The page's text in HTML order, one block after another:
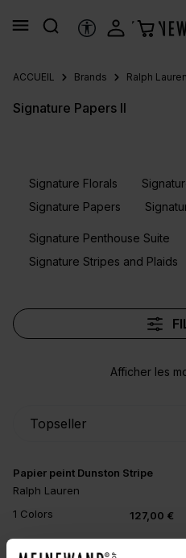
principal
OUTILS
ACCUEIL Brands Ralph Lauren
Signature Papers II
Signature Florals
Signature Papers
Signature Penthouse Suite
Signature Stripes and Plaids
Afficher les
Papier peint Dunston Stripe
Ralph Lauren
1 Colors
127,00 €